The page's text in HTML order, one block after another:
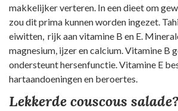
makkelijker verteren. In een dieet om
zou dit prima kunnen worden ingezet.
eiwitten, rijk aan vitamine B en E.
magnesium, ijzer en calcium. Vitamine B
ondersteunt hersenfunctie. Vitamine E
hartaandoeningen en beroertes.
Lekkerde couscous